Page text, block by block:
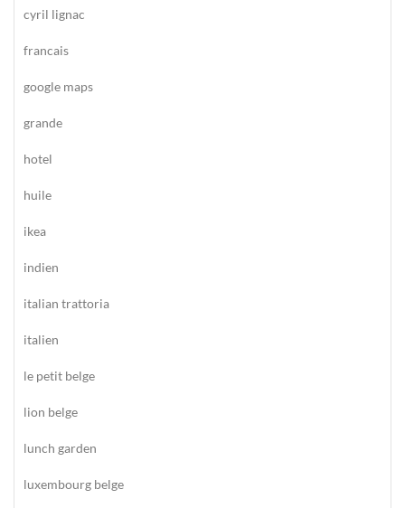
cyril lignac
francais
google maps
grande
hotel
huile
ikea
indien
italian trattoria
italien
le petit belge
lion belge
lunch garden
luxembourg belge